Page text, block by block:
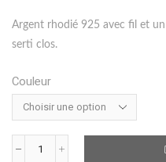
Argent rhodié 925 avec fil et
serti clos.
Couleur
quantité